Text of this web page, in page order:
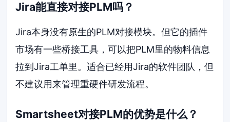
Jira能直接对接PLM吗？
Jira本身没有原生的PLM对接模块。但它的插件
市场有一些桥接工具，可以把PLM里的物料信息
拉到Jira工单里。适合已经用Jira的软件团队，但
不建议用来管理重硬件研发流程。
Smartsheet对接PLM的优势是什么？